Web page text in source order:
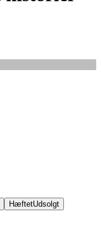
HæftetUdsolgt